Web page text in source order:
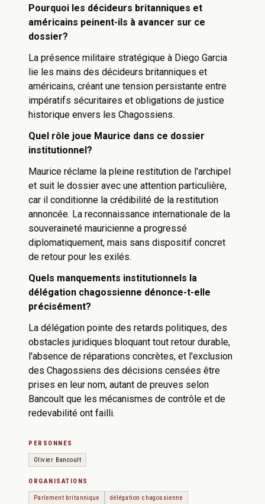
Pourquoi les décideurs britanniques et
américains peinent-ils à avancer sur ce
dossier?
La présence militaire stratégique à Diego Garcia
lie les mains des décideurs britanniques et
américains, créant une tension persistante entre
impératifs sécuritaires et obligations de justice
historique envers les Chagossiens.
Quel rôle joue Maurice dans ce dossier
institutionnel?
Maurice réclame la pleine restitution de l'archipel
et suit le dossier avec une attention particulière,
car il conditionne la crédibilité de la restitution
annoncée. La reconnaissance internationale de la
souveraineté mauricienne a progressé
diplomatiquement, mais sans dispositif concret
de retour pour les exilés.
Quels manquements institutionnels la
délégation chagossienne dénonce-t-elle
précisément?
La délégation pointe des retards politiques, des
obstacles juridiques bloquant tout retour durable,
l'absence de réparations concrètes, et l'exclusion
des Chagossiens des décisions censées être
prises en leur nom, autant de preuves selon
Bancoult que les mécanismes de contrôle et de
redevabilité ont failli.
PERSONNES
Olivier Bancoult
ORGANISATIONS
Parlement britannique
délégation chagossienne